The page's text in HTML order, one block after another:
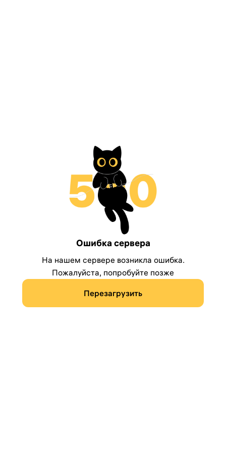
Ошибка сервера
На нашем сервере возникла ошибка.
Пожалуйста, попробуйте позже
Перезагрузить